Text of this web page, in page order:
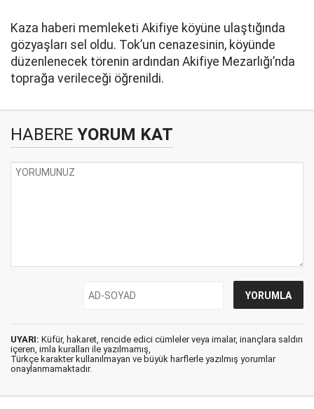
Kaza haberi memleketi Akifiye köyüne ulaştığında
gözyaşları sel oldu. Tok’un cenazesinin, köyünde
düzenlenecek törenin ardından Akifiye Mezarlığı’nda
toprağa verileceği öğrenildi.
HABERE YORUM KAT
UYARI: Küfür, hakaret, rencide edici cümleler veya imalar, inançlara saldırı
içeren, imla kuralları ile yazılmamış,
Türkçe karakter kullanılmayan ve büyük harflerle yazılmış yorumlar
onaylanmamaktadır.